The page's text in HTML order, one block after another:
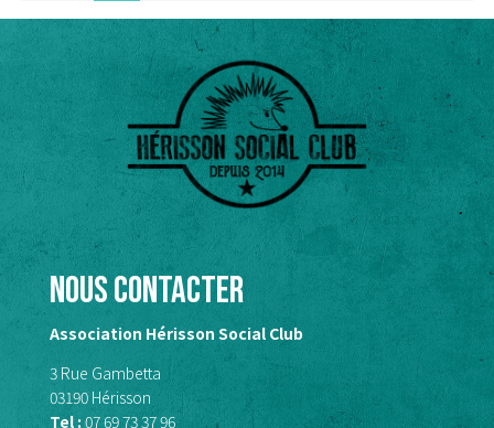
Nous contacter
Association Hérisson Social Club
3 Rue Gambetta
03190 Hérisson
Tel :07 69 73 37 96